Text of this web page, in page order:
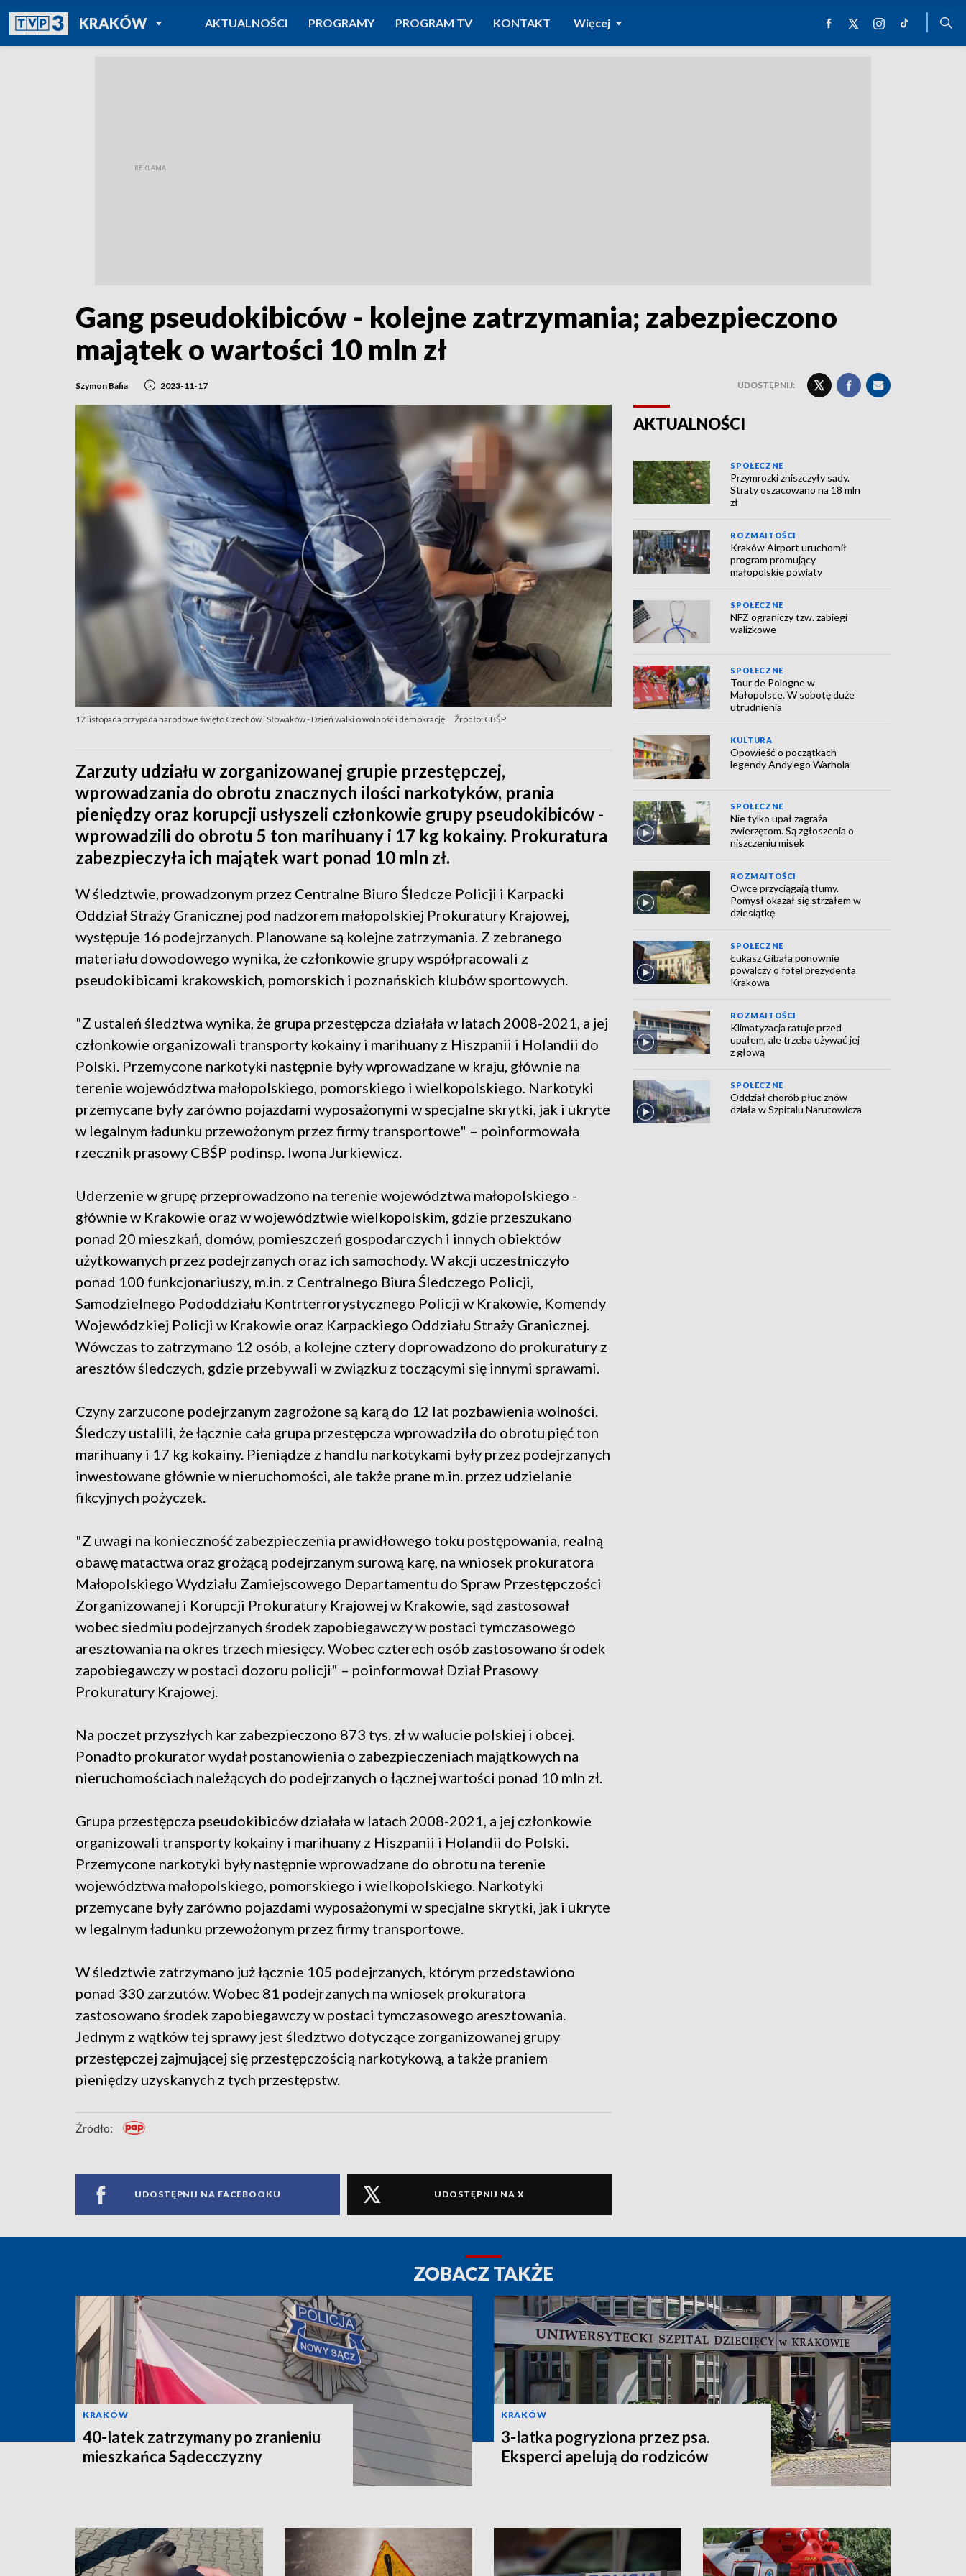
KRAKÓWPOWRÓT DO
TVP REGIONY
AKTUALNOŚCI PROGRAMY PROGRAM TV KONTAKT Więcej
Gang pseudokibiców - kolejne zatrzymania; zabezpieczono
majątek o wartości 10 mln zł
Szymon Bafia 2023-11-17 UDOSTĘPNIJ:
17 listopada przypada narodowe święto Czechów i Słowaków - Dzień walki o wolność i demokrację. Źródło: CBŚP
Zarzuty udziału w zorganizowanej grupie przestępczej,
wprowadzania do obrotu znacznych ilości narkotyków, prania
pieniędzy oraz korupcji usłyszeli członkowie grupy pseudokibiców -
wprowadzili do obrotu 5 ton marihuany i 17 kg kokainy. Prokuratura
zabezpieczyła ich majątek wart ponad 10 mln zł.
W śledztwie, prowadzonym przez Centralne Biuro Śledcze Policji i Karpacki
Oddział Straży Granicznej pod nadzorem małopolskiej Prokuratury Krajowej,
występuje 16 podejrzanych. Planowane są kolejne zatrzymania. Z zebranego
materiału dowodowego wynika, że członkowie grupy współpracowali z
pseudokibicami krakowskich, pomorskich i poznańskich klubów sportowych.
"Z ustaleń śledztwa wynika, że grupa przestępcza działała w latach 2008-2021, a jej
członkowie organizowali transporty kokainy i marihuany z Hiszpanii i Holandii do
Polski. Przemycone narkotyki następnie były wprowadzane w kraju, głównie na
terenie województwa małopolskiego, pomorskiego i wielkopolskiego. Narkotyki
przemycane były zarówno pojazdami wyposażonymi w specjalne skrytki, jak i ukryte
w legalnym ładunku przewożonym przez firmy transportowe" – poinformowała
rzecznik prasowy CBŚP podinsp. Iwona Jurkiewicz.
Uderzenie w grupę przeprowadzono na terenie województwa małopolskiego -
głównie w Krakowie oraz w województwie wielkopolskim, gdzie przeszukano
ponad 20 mieszkań, domów, pomieszczeń gospodarczych i innych obiektów
użytkowanych przez podejrzanych oraz ich samochody. W akcji uczestniczyło
ponad 100 funkcjonariuszy, m.in. z Centralnego Biura Śledczego Policji,
Samodzielnego Pododdziału Kontrterrorystycznego Policji w Krakowie, Komendy
Wojewódzkiej Policji w Krakowie oraz Karpackiego Oddziału Straży Granicznej.
Wówczas to zatrzymano 12 osób, a kolejne cztery doprowadzono do prokuratury z
aresztów śledczych, gdzie przebywali w związku z toczącymi się innymi sprawami.
Czyny zarzucone podejrzanym zagrożone są karą do 12 lat pozbawienia wolności.
Śledczy ustalili, że łącznie cała grupa przestępcza wprowadziła do obrotu pięć ton
marihuany i 17 kg kokainy. Pieniądze z handlu narkotykami były przez podejrzanych
inwestowane głównie w nieruchomości, ale także prane m.in. przez udzielanie
fikcyjnych pożyczek.
"Z uwagi na konieczność zabezpieczenia prawidłowego toku postępowania, realną
obawę matactwa oraz grożącą podejrzanym surową karę, na wniosek prokuratora
Małopolskiego Wydziału Zamiejscowego Departamentu do Spraw Przestępczości
Zorganizowanej i Korupcji Prokuratury Krajowej w Krakowie, sąd zastosował
wobec siedmiu podejrzanych środek zapobiegawczy w postaci tymczasowego
aresztowania na okres trzech miesięcy. Wobec czterech osób zastosowano środek
zapobiegawczy w postaci dozoru policji" – poinformował Dział Prasowy
Prokuratury Krajowej.
Na poczet przyszłych kar zabezpieczono 873 tys. zł w walucie polskiej i obcej.
Ponadto prokurator wydał postanowienia o zabezpieczeniach majątkowych na
nieruchomościach należących do podejrzanych o łącznej wartości ponad 10 mln zł.
Grupa przestępcza pseudokibiców działała w latach 2008-2021, a jej członkowie
organizowali transporty kokainy i marihuany z Hiszpanii i Holandii do Polski.
Przemycone narkotyki były następnie wprowadzane do obrotu na terenie
województwa małopolskiego, pomorskiego i wielkopolskiego. Narkotyki
przemycane były zarówno pojazdami wyposażonymi w specjalne skrytki, jak i ukryte
w legalnym ładunku przewożonym przez firmy transportowe.
W śledztwie zatrzymano już łącznie 105 podejrzanych, którym przedstawiono
ponad 330 zarzutów. Wobec 81 podejrzanych na wniosek prokuratora
zastosowano środek zapobiegawczy w postaci tymczasowego aresztowania.
Jednym z wątków tej sprawy jest śledztwo dotyczące zorganizowanej grupy
przestępczej zajmującej się przestępczością narkotykową, a także praniem
pieniędzy uzyskanych z tych przestępstw.
Źródło:
UDOSTĘPNIJ NA FACEBOOKU UDOSTĘPNIJ NA X
AKTUALNOŚCI
SPOŁECZNE
Przymrozki zniszczyły sady.
Straty oszacowano na 18 mln
zł
ROZMAITOŚCI
Kraków Airport uruchomił
program promujący
małopolskie powiaty
SPOŁECZNE
NFZ ograniczy tzw. zabiegi
walizkowe
SPOŁECZNE
Tour de Pologne w
Małopolsce. W sobotę duże
utrudnienia
KULTURA
Opowieść o początkach
legendy Andy’ego Warhola
SPOŁECZNE
Nie tylko upał zagraża
zwierzętom. Są zgłoszenia o
niszczeniu misek
ROZMAITOŚCI
Owce przyciągają tłumy.
Pomysł okazał się strzałem w
dziesiątkę
SPOŁECZNE
Łukasz Gibała ponownie
powalczy o fotel prezydenta
Krakowa
ROZMAITOŚCI
Klimatyzacja ratuje przed
upałem, ale trzeba używać jej
z głową
SPOŁECZNE
Oddział chorób płuc znów
działa w Szpitalu Narutowicza
ZOBACZ TAKŻE
KRAKÓW
40-latek zatrzymany po zranieniu
mieszkańca Sądecczyzny
KRAKÓW
3-latka pogryziona przez psa.
Eksperci apelują do rodziców